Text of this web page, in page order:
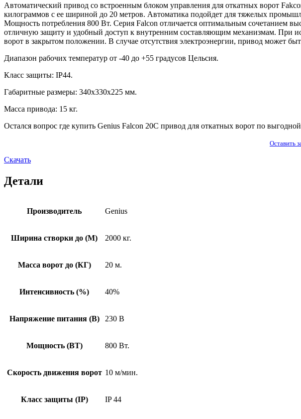
Автоматический привод со встроенным блоком управления для откатных ворот
килограммов с ее шириной до 20 метров. Автоматика подойдет для тяжелых
Мощность потребления 800 Вт. Серия Falcon отличается оптимальным сочетанием
отличную защиту и удобный доступ к внутренним составляющим механизмам. При
ворот в закрытом положении. В случае отсутствия электроэнергии, привод может
Диапазон рабочих температур от -40 до +55 градусов Цельсия.
Класс защиты: IP44.
Габаритные размеры: 340х330х225 мм.
Масса привода: 15 кг.
Остался вопрос где купить Genius Falcon 20C привод для откатных ворот по
Оставить
Скачать
Детали
Производитель Genius
Ширина створки до (М) 2000 кг.
Масса ворот до (КГ) 20 м.
Интенсивность (%) 40%
Напряжение питания (В) 230 В
Мощность (ВТ) 800 Вт.
Скорость движения ворот 10 м/мин.
Класс защиты (IP) IP 44